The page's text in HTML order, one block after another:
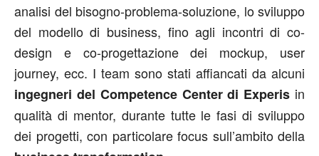
analisi del bisogno-problema-soluzione, lo sviluppo
del modello di business, fino agli incontri di co-
design e co-progettazione dei mockup, user
journey, ecc. I team sono stati affiancati da alcuni
ingegneri del Competence Center di Experis in
qualità di mentor, durante tutte le fasi di sviluppo
dei progetti, con particolare focus sull’ambito della